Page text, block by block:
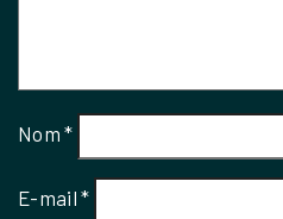
Nom*
E-mail*